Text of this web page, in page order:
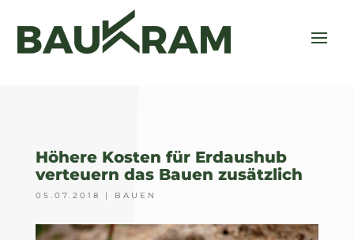
Höhere Kosten für Erdaushub
verteuern das Bauen zusätzlich
05.07.2018 | BAUEN